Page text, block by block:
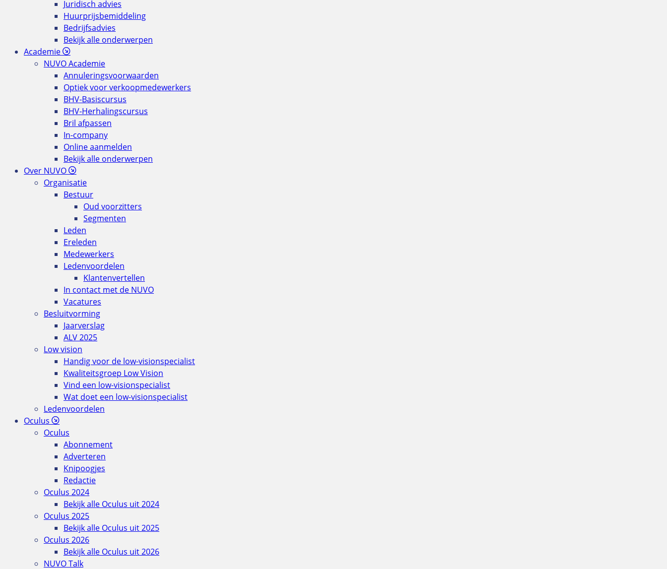
Juridisch advies
Huurprijsbemiddeling
Bedrijfsadvies
Bekijk alle onderwerpen
Academie
NUVO Academie
Annuleringsvoorwaarden
Optiek voor verkoopmedewerkers
BHV-Basiscursus
BHV-Herhalingscursus
Bril afpassen
In-company
Online aanmelden
Bekijk alle onderwerpen
Over NUVO
Organisatie
Bestuur
Oud voorzitters
Segmenten
Leden
Ereleden
Medewerkers
Ledenvoordelen
Klantenvertellen
In contact met de NUVO
Vacatures
Besluitvorming
Jaarverslag
ALV 2025
Low vision
Handig voor de low-visionspecialist
Kwaliteitsgroep Low Vision
Vind een low-visionspecialist
Wat doet een low-visionspecialist
Ledenvoordelen
Oculus
Oculus
Abonnement
Adverteren
Knipoogjes
Redactie
Oculus 2024
Bekijk alle Oculus uit 2024
Oculus 2025
Bekijk alle Oculus uit 2025
Oculus 2026
Bekijk alle Oculus uit 2026
NUVO Talk